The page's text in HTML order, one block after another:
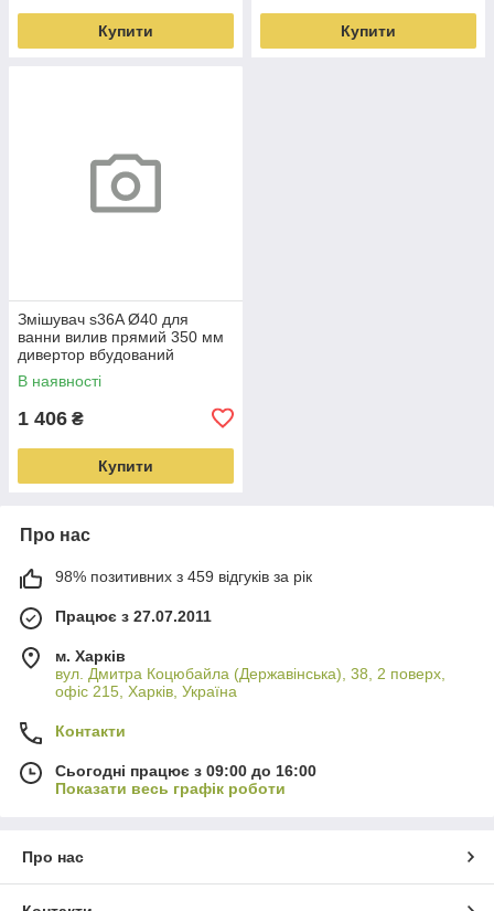
Купити Купити
Змішувач s36A Ø40 для
ванни вилив прямий 350 мм
дивертор вбудований
картриджний AQUATICA
(9736250)
В наявності
1 406 ₴
Купити
Про нас
98% позитивних з 459 відгуків за рік
Працює з 27.07.2011
м. Харків
вул. Дмитра Коцюбайла (Державінська), 38, 2 поверх,
офіс 215, Харків, Україна
Контакти
Сьогодні працює з 09:00 до 16:00
Показати весь графік роботи
Про нас